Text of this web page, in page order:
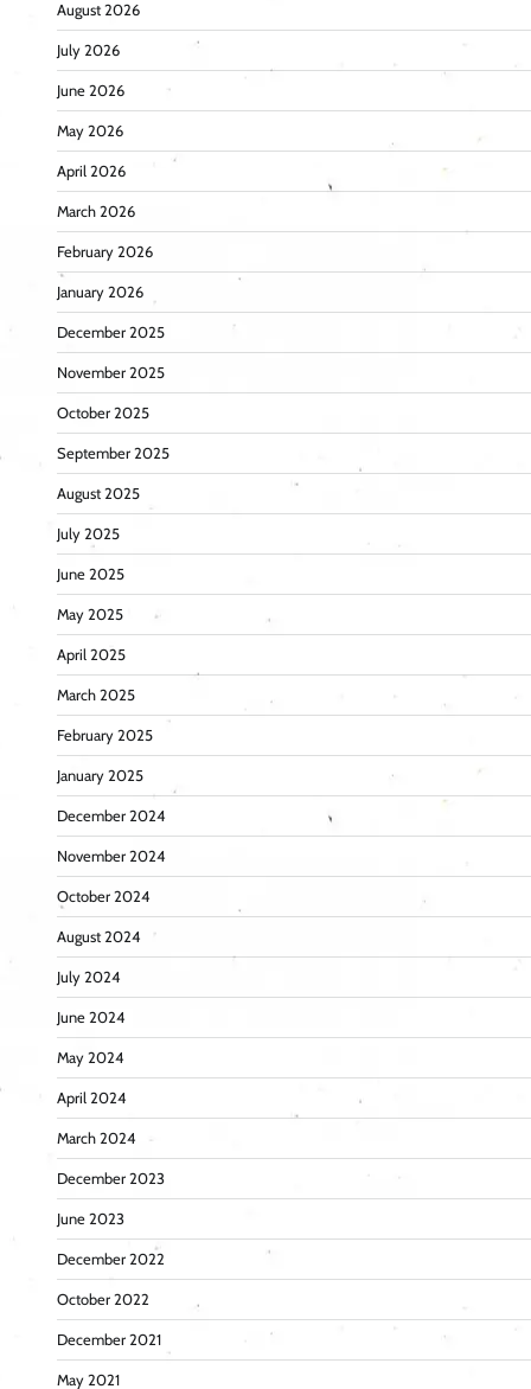
August 2026
July 2026
June 2026
May 2026
April 2026
March 2026
February 2026
January 2026
December 2025
November 2025
October 2025
September 2025
August 2025
July 2025
June 2025
May 2025
April 2025
March 2025
February 2025
January 2025
December 2024
November 2024
October 2024
August 2024
July 2024
June 2024
May 2024
April 2024
March 2024
December 2023
June 2023
December 2022
October 2022
December 2021
May 2021